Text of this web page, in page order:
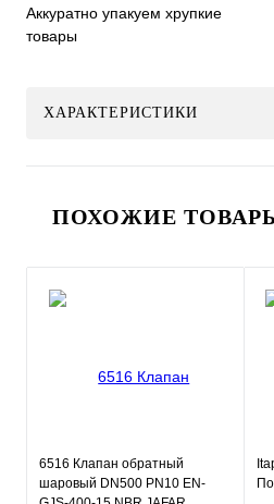
Аккуратно упакуем хрупкие
товары
ХАРАКТЕРИСТИКИ
ПОХОЖИЕ
6516 Клапан обратный
шаровый DN500 PN10 EN-